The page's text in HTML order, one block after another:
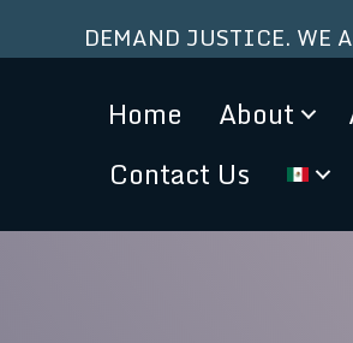
DEMAND JUSTICE. WE
Home About
Contact Us